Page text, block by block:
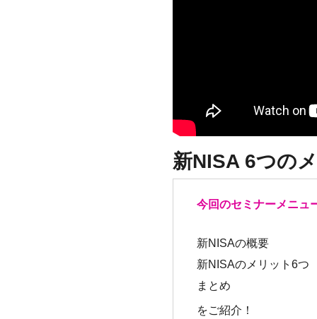
新NISA 6つの
今回のセミナーメニュ
新NISAの概要
新NISAのメリット6つ
まとめ
をご紹介！